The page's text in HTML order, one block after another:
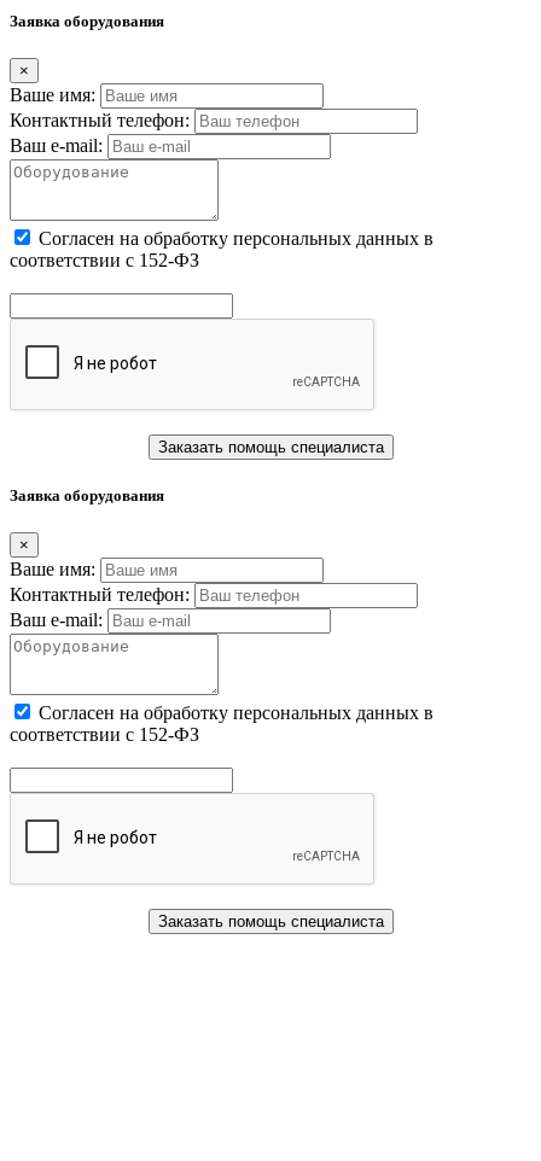
Заявка оборудования
×
Ваше имя:
Контактный телефон:
Ваш e-mail:
Cогласен на обработку персональных данных в
соответствии с 152-ФЗ
Заказать помощь специалиста
Заявка оборудования
×
Ваше имя:
Контактный телефон:
Ваш e-mail:
Cогласен на обработку персональных данных в
соответствии с 152-ФЗ
Заказать помощь специалиста